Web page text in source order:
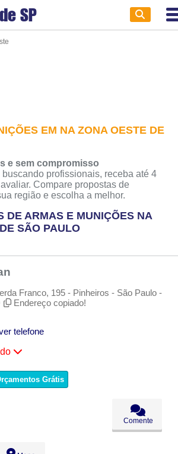
SP
EM NA ZONA OESTE DE
e sem compromisso
buscando profissionais, receba até 4
Compare propostas de
região e escolha a melhor.
DE ARMAS E MUNIÇÕES NA
SÃO PAULO
Franco, 195 - Pinheiros - São Paulo -
Endereço copiado!
telefone
- 18:00
- 18:00
Grátis
Comente